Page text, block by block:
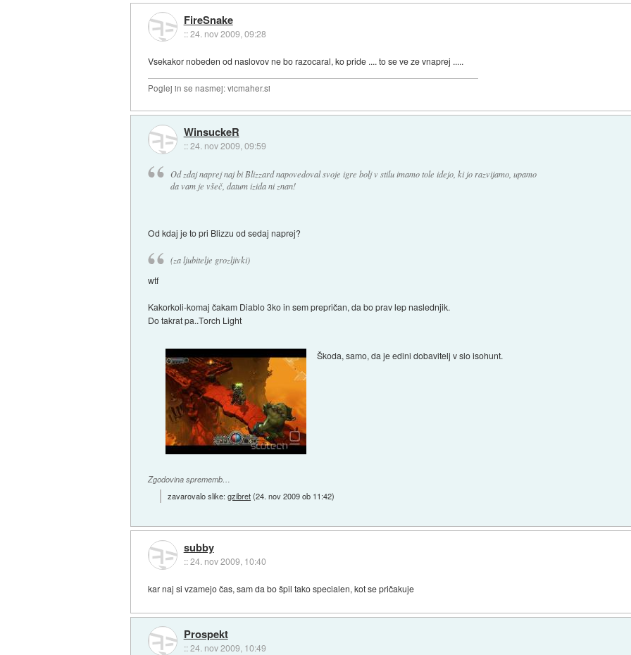
FireSnake
::24. nov 2009, 09:28
Vsekakor nobeden od naslovov ne bo razocaral, ko pride .... to se ve ze vnaprej .....
Poglej in se nasmej: vicmaher.si
WinsuckeR
::24. nov 2009, 09:59
Od zdaj naprej naj bi Blizzard napovedoval svoje igre bolj v stilu imamo tole idejo, ki jo razvijamo, upamo
da vam je všeč, datum izida ni znan!
Od kdaj je to pri Blizzu od sedaj naprej?
(za ljubitelje grozljivki)
wtf
Kakorkoli-komaj čakam Diablo 3ko in sem prepričan, da bo prav lep naslednjik.
Do takrat pa..Torch Light
Škoda, samo, da je edini dobavitelj v slo isohunt.
Zgodovina sprememb…
zavarovalo slike:gzibret(24. nov 2009 ob 11:42)
subby
::24. nov 2009, 10:40
kar naj si vzamejo čas, sam da bo špil tako specialen, kot se pričakuje
Prospekt
::24. nov 2009, 10:49